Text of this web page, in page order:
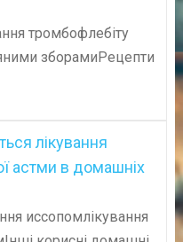
тромбофлебіту
зборамиРецепти
лікування
астми в домашніх
иссопомлікування